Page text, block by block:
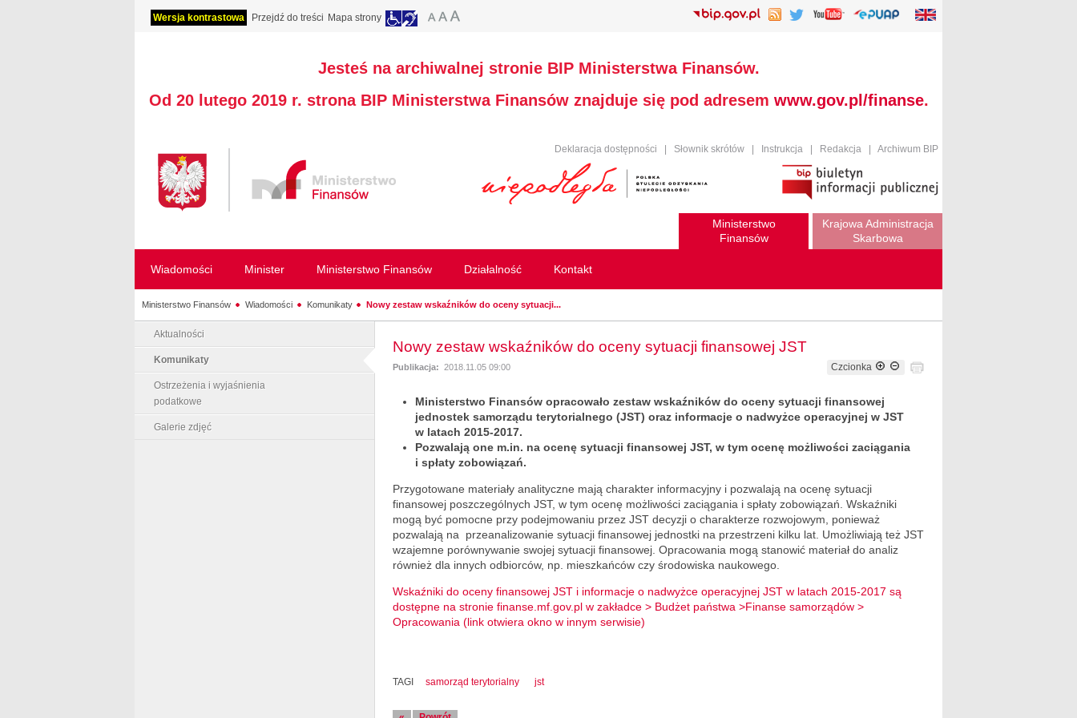
Wersja kontrastowa Przejdź do treści Mapa strony
Jesteś na archiwalnej stronie BIP Ministerstwa Finansów.
Od 20 lutego 2019 r. strona BIP Ministerstwa Finansów znajduje się pod adresem www.gov.pl/finanse.
Deklaracja dostępności Słownik skrótów Instrukcja Redakcja Archiwum BIP
Ministerstwo
Finansów
Krajowa Administracja
Skarbowa
Wiadomości Minister Ministerstwo Finansów Działalność Kontakt
Ministerstwo Finansów Wiadomości Komunikaty Nowy zestaw wskaźników do oceny sytuacji...
Aktualności
Komunikaty
Ostrzeżenia i wyjaśnienia
podatkowe
Galerie zdjęć
Nowy zestaw wskaźników do oceny sytuacji finansowej JST
Publikacja: 2018.11.05 09:00 Czcionka
Ministerstwo Finansów opracowało zestaw wskaźników do oceny sytuacji finansowej
jednostek samorządu terytorialnego (JST) oraz informacje o nadwyżce operacyjnej w JST
w latach 2015-2017.
Pozwalają one m.in. na ocenę sytuacji finansowej JST, w tym ocenę możliwości zaciągania
i spłaty zobowiązań.
Przygotowane materiały analityczne mają charakter informacyjny i pozwalają na ocenę sytuacji
finansowej poszczególnych JST, w tym ocenę możliwości zaciągania i spłaty zobowiązań. Wskaźniki
mogą być pomocne przy podejmowaniu przez JST decyzji o charakterze rozwojowym, ponieważ
pozwalają na przeanalizowanie sytuacji finansowej jednostki na przestrzeni kilku lat. Umożliwiają też JST
wzajemne porównywanie swojej sytuacji finansowej. Opracowania mogą stanowić materiał do analiz
również dla innych odbiorców, np. mieszkańców czy środowiska naukowego.
Wskaźniki do oceny finansowej JST i informacje o nadwyżce operacyjnej JST w latach 2015-2017 są
dostępne na stronie finanse.mf.gov.pl w zakładce > Budżet państwa >Finanse samorządów >
Opracowania (link otwiera okno w innym serwisie)
TAGI samorząd terytorialny jst